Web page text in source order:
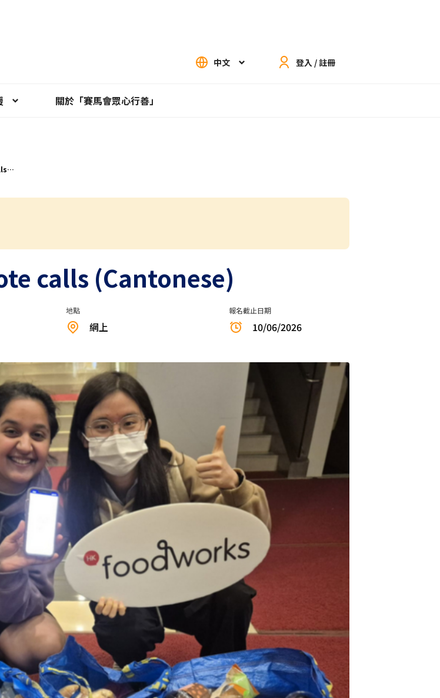
中文 登入 / 註冊
關於「賽馬會眾心行善」
calls (Cantonese)
地點
網上
報名截止日期
10/06/2026